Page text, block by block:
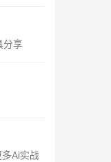
分享
Ai实战